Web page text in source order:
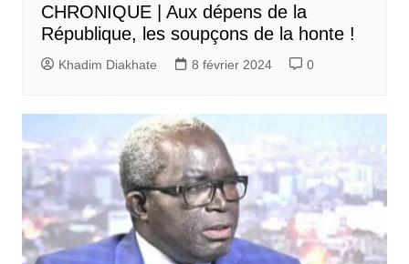
CHRONIQUE | Aux dépens de la
République, les soupçons de la honte !
Khadim Diakhate 8 février 2024 0